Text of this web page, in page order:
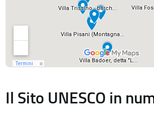
Il Sito UNESCO in